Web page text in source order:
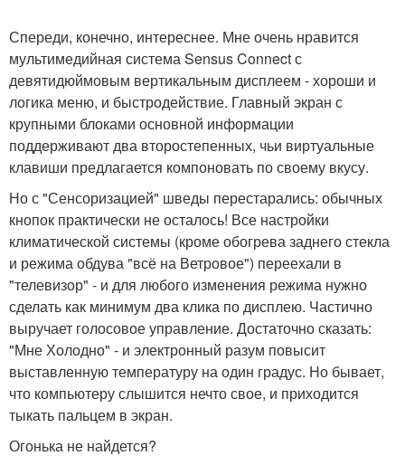
Спереди, конечно, интереснее. Мне очень нравится
мультимедийная система Sensus Connect с
девятидюймовым вертикальным дисплеем - хороши и
логика меню, и быстродействие. Главный экран с
крупными блоками основной информации
поддерживают два второстепенных, чьи виртуальные
клавиши предлагается компоновать по своему вкусу.
Но с "Сенсоризацией" шведы перестарались: обычных
кнопок практически не осталось! Все настройки
климатической системы (кроме обогрева заднего стекла
и режима обдува "всё на Ветровое") переехали в
"телевизор" - и для любого изменения режима нужно
сделать как минимум два клика по дисплею. Частично
выручает голосовое управление. Достаточно сказать:
"Мне Холодно" - и электронный разум повысит
выставленную температуру на один градус. Но бывает,
что компьютеру слышится нечто свое, и приходится
тыкать пальцем в экран.
Огонька не найдется?